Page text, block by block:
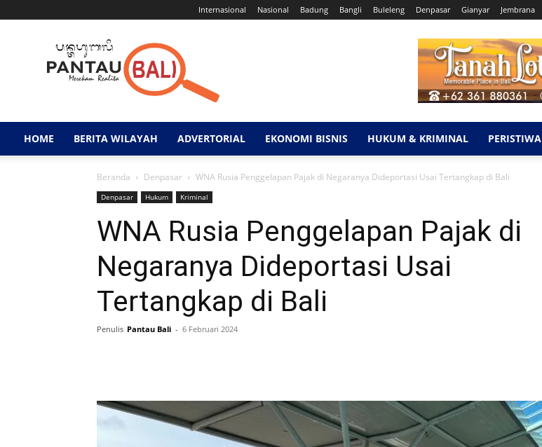
Internasional Nasional Badung Bangli Buleleng Denpasar Gianyar Jembrana
Pantau
Bali
HOME BERITA WILAYAH ADVERTORIAL EKONOMI BISNIS HUKUM & KRIMINAL PERISTIWA
Beranda Denpasar WNA Rusia Penggelapan Pajak di Negaranya Dideportasi Usai Tertangkap di Bali
Denpasar Hukum Kriminal
WNA Rusia Penggelapan Pajak di
Negaranya Dideportasi Usai
Tertangkap di Bali
Penulis Pantau Bali - 6 Februari 2024